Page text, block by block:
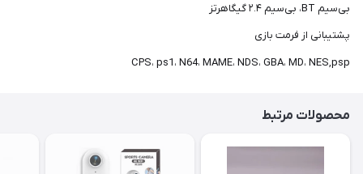
🌹
"دریافت
کدرهگیری
بی‌سیم BT، بی‌سیم ۲.۴ گیگاهرتز
پشتیبانی از فرمت بازی
CPS، ps1، N64، MAME، NDS، GBA، MD، NES,psp
محصولات مرتبط